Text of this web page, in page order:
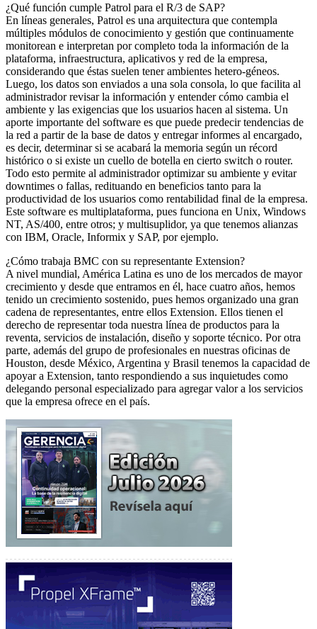
¿Qué función cumple Patrol para el R/3 de SAP?
En líneas generales, Patrol es una arquitectura que contempla
múltiples módulos de conocimiento y gestión que continuamente
monitorean e interpretan por completo toda la información de la
plataforma, infraestructura, aplicativos y red de la empresa,
considerando que éstas suelen tener ambientes hetero-géneos.
Luego, los datos son enviados a una sola consola, lo que facilita al
administrador revisar la información y entender cómo cambia el
ambiente y las exigencias que los usuarios hacen al sistema. Un
aporte importante del software es que puede predecir tendencias de
la red a partir de la base de datos y entregar informes al encargado,
es decir, determinar si se acabará la memoria según un récord
histórico o si existe un cuello de botella en cierto switch o router.
Todo esto permite al administrador optimizar su ambiente y evitar
downtimes o fallas, redituando en beneficios tanto para la
productividad de los usuarios como rentabilidad final de la empresa.
Este software es multiplataforma, pues funciona en Unix, Windows
NT, AS/400, entre otros; y multisuplidor, ya que tenemos alianzas
con IBM, Oracle, Informix y SAP, por ejemplo.
¿Cómo trabaja BMC con su representante Extension?
A nivel mundial, América Latina es uno de los mercados de mayor
crecimiento y desde que entramos en él, hace cuatro años, hemos
tenido un crecimiento sostenido, pues hemos organizado una gran
cadena de representantes, entre ellos Extension. Ellos tienen el
derecho de representar toda nuestra línea de productos para la
reventa, servicios de instalación, diseño y soporte técnico. Por otra
parte, además del grupo de profesionales en nuestras oficinas de
Houston, desde México, Argentina y Brasil tenemos la capacidad de
apoyar a Extension, tanto respondiendo a sus inquietudes como
delegando personal especializado para agregar valor a los servicios
que la empresa ofrece en el país.